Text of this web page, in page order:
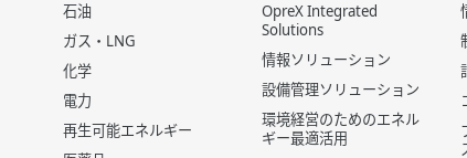
石油
ガス・LNG
化学
電力
再生可能エネルギー
OpreX Integrated
Solutions
情報ソリューション
設備管理ソリューション
環境経営のためのエネル
ギー最適活用